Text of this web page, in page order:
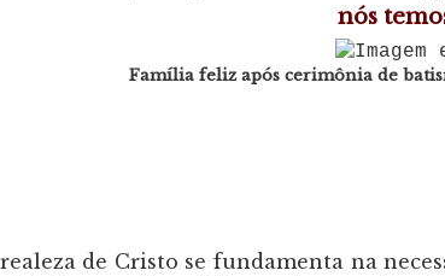
nós
Família feliz após cerimônia de
de Cristo se fundamenta na